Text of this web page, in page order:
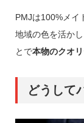
PMJは100%メイ
地域の色を活か
とで本物のクオ
どうして